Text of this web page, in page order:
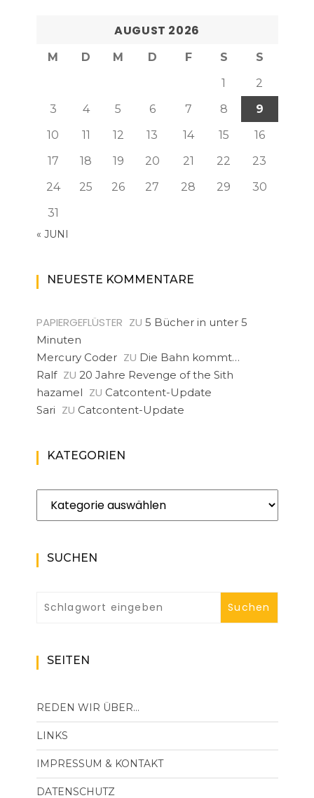
AUGUST 2026
M D M D F S
S
1
2
3
4 5 6 7 8
9
10
11 12 13 14 15
16
17
18 19 20 21 22
23
24
25 26 27 28 29
30
31
« JUNI
NEUESTE KOMMENTARE
PAPIERGEFLÜSTER ZU 5 Bücher in unter 5
Minuten
Mercury Coder ZU Die Bahn kommt…
Ralf ZU 20 Jahre Revenge of the Sith
hazamel ZU Catcontent-Update
Sari ZU Catcontent-Update
KATEGORIEN
Kategorien
SUCHEN
SEITEN
REDEN WIR ÜBER…
LINKS
IMPRESSUM & KONTAKT
DATENSCHUTZ